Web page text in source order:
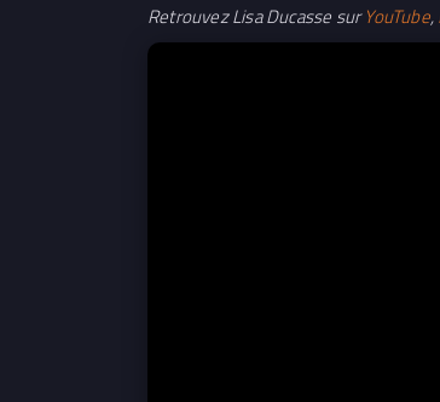
Retrouvez Lisa Ducasse surYouTube,